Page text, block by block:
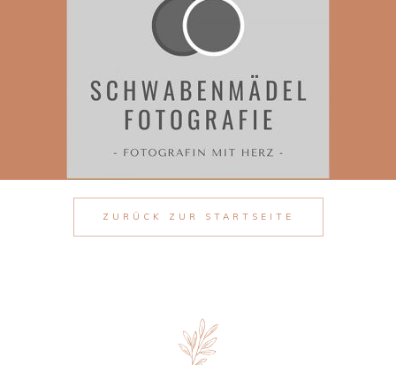
ZURÜCK ZUR STARTSEITE